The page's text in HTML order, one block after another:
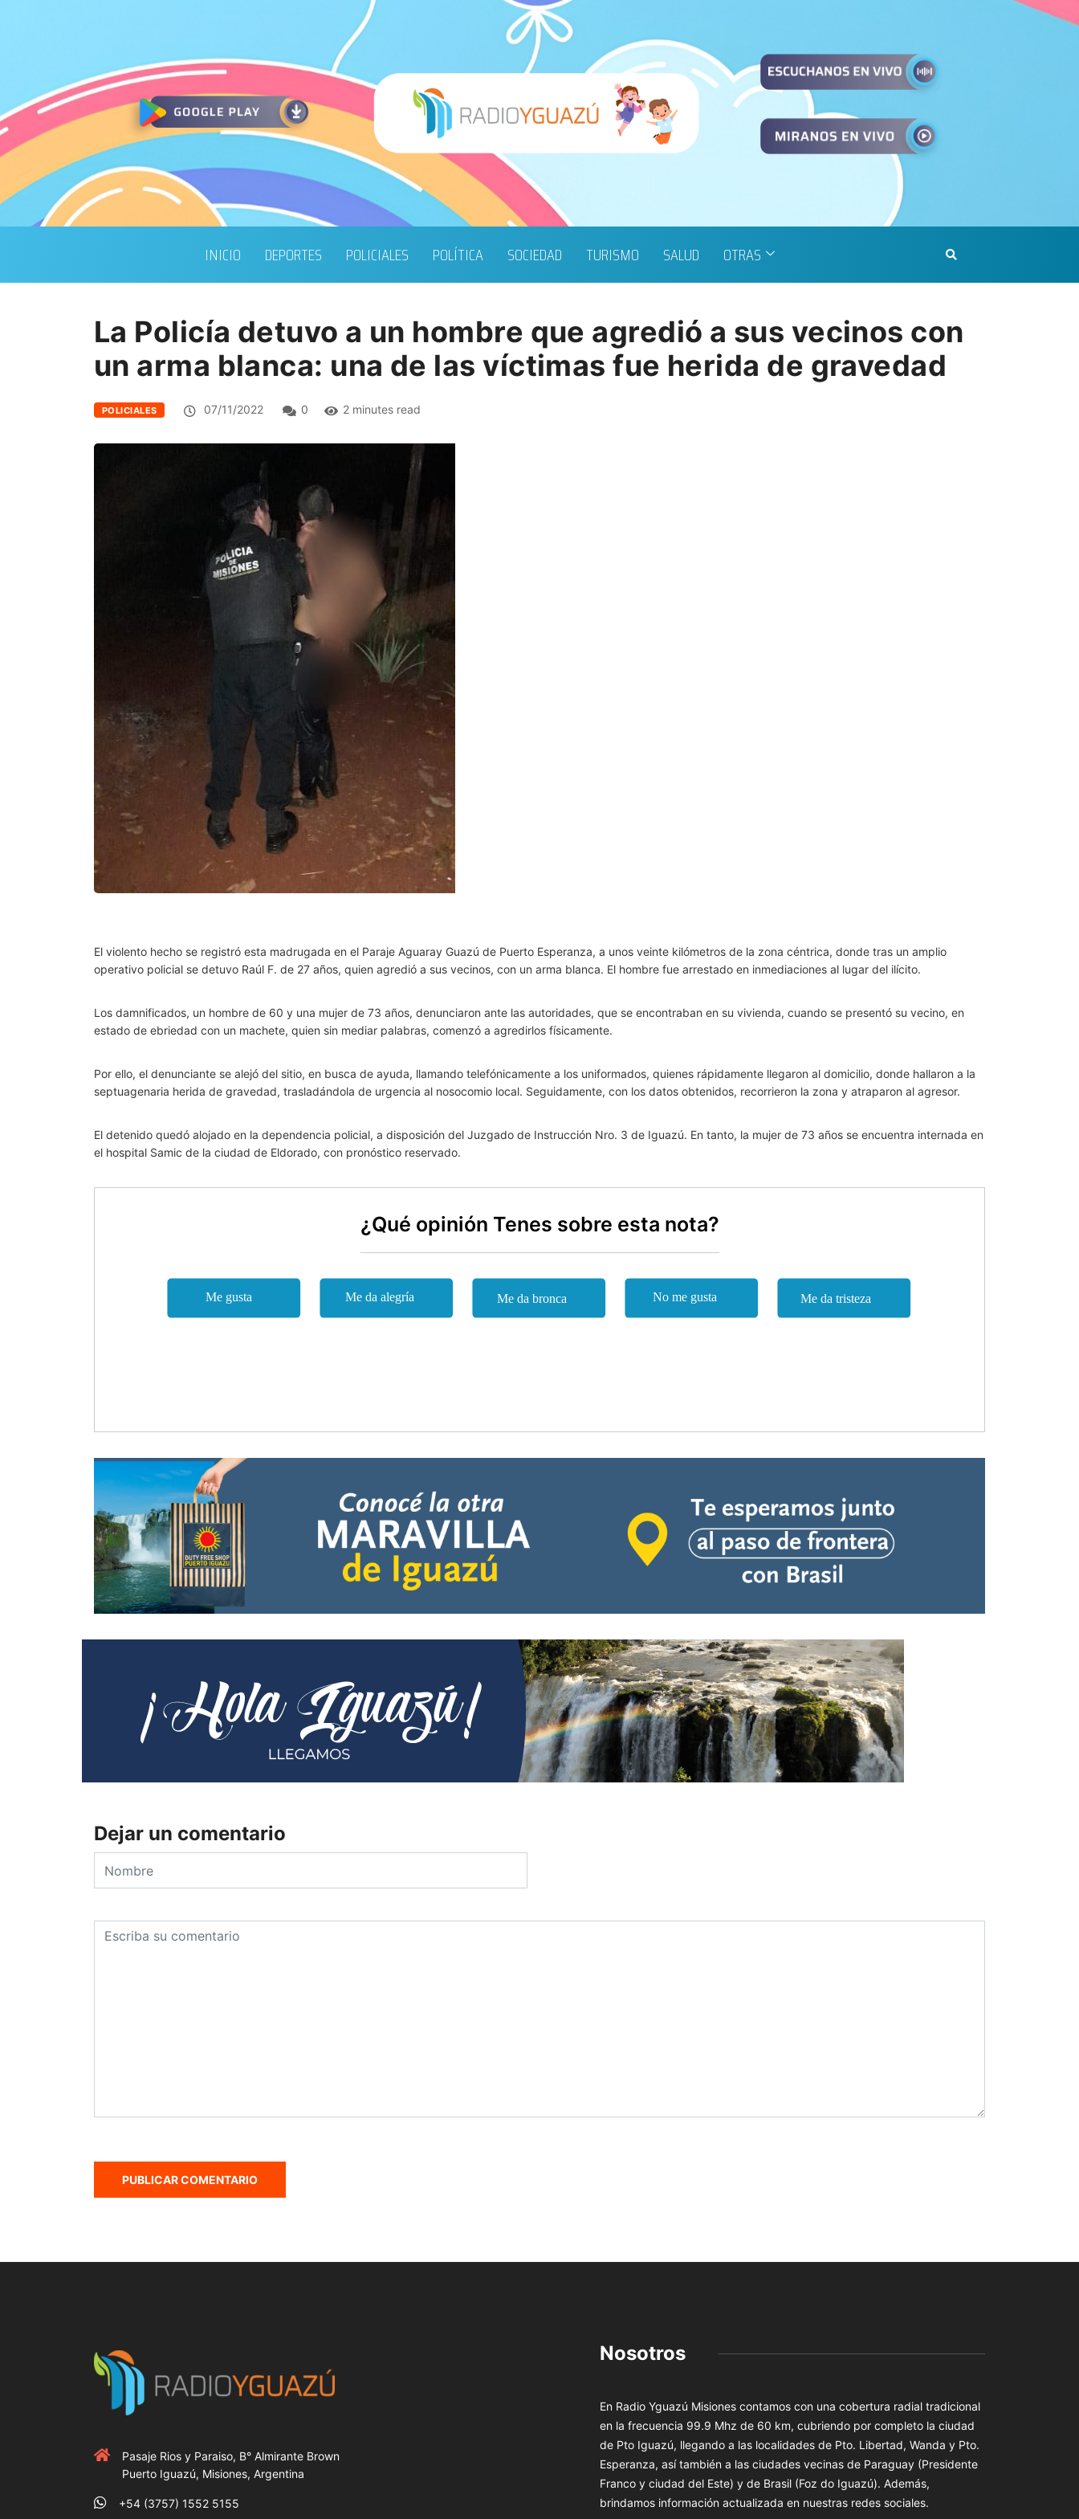
INICIO DEPORTES POLICIALES POLÍTICA SOCIEDAD TURISMO SALUD OTRAS
La Policía detuvo a un hombre que agredió a sus vecinos con
un arma blanca: una de las víctimas fue herida de gravedad
POLICIALES 07/11/2022 0 2 minutes read
El violento hecho se registró esta madrugada en el Paraje Aguaray Guazú de Puerto Esperanza, a unos veinte kilómetros de la zona céntrica, donde tras un amplio
operativo policial se detuvo Raúl F. de 27 años, quien agredió a sus vecinos, con un arma blanca. El hombre fue arrestado en inmediaciones al lugar del ilícito.
Los damnificados, un hombre de 60 y una mujer de 73 años, denunciaron ante las autoridades, que se encontraban en su vivienda, cuando se presentó su vecino, en
estado de ebriedad con un machete, quien sin mediar palabras, comenzó a agredirlos físicamente.
Por ello, el denunciante se alejó del sitio, en busca de ayuda, llamando telefónicamente a los uniformados, quienes rápidamente llegaron al domicilio, donde hallaron a la
septuagenaria herida de gravedad, trasladándola de urgencia al nosocomio local. Seguidamente, con los datos obtenidos, recorrieron la zona y atraparon al agresor.
El detenido quedó alojado en la dependencia policial, a disposición del Juzgado de Instrucción Nro. 3 de Iguazú. En tanto, la mujer de 73 años se encuentra internada en
el hospital Samic de la ciudad de Eldorado, con pronóstico reservado.
¿Qué opinión Tenes sobre esta nota?
Dejar un comentario
Pasaje Rios y Paraiso, B° Almirante Brown
Puerto Iguazú, Misiones, Argentina
+54 (3757) 1552 5155
Nosotros
En Radio Yguazú Misiones contamos con una cobertura radial tradicional
en la frecuencia 99.9 Mhz de 60 km, cubriendo por completo la ciudad
de Pto Iguazú, llegando a las localidades de Pto. Libertad, Wanda y Pto.
Esperanza, así también a las ciudades vecinas de Paraguay (Presidente
Franco y ciudad del Este) y de Brasil (Foz do Iguazú). Además,
brindamos información actualizada en nuestras redes sociales.